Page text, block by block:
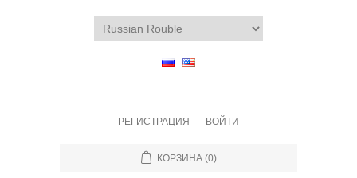
РЕГИСТРАЦИЯ ВОЙТИ
КОРЗИНА (0)